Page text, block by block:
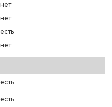
нет
нет
есть
нет
есть
есть